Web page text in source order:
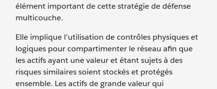
élément important de cette stratégie de défense
multicouche.
Elle implique l’utilisation de contrôles physiques et
logiques pour compartimenter le réseau afin que
les actifs ayant une valeur et étant sujets à des
risques similaires soient stockés et protégés
ensemble. Les actifs de grande valeur qui